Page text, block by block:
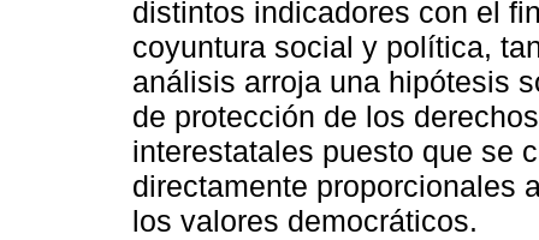
distintos indicadores con el
coyuntura social y política,
análisis arroja una hipótesis
de protección de los
interestatales puesto que se
directamente proporcionales
los valores democráticos.